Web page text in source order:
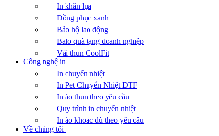
In khăn lụa
Đồng phục xanh
Bảo hộ lao động
Balo quà tặng doanh nghiệp
Vải thun CoolFit
Công nghệ in
In chuyển nhiệt
In Pet Chuyển Nhiệt DTF
In áo thun theo yêu cầu
Quy trình in chuyển nhiệt
In áo khoác dù theo yêu cầu
Về chúng tôi